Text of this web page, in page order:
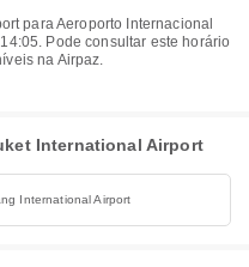
Pode consultar este horário
na Airpaz.
International Airport
International Airport